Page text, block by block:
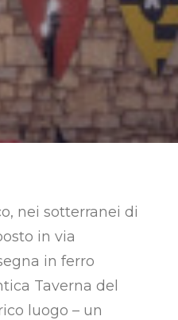
nei sotterranei di
in via
in ferro
Taverna del
luogo – un